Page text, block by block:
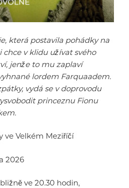
která postavila pohádky na
chce v klidu užívat svého
jenže to mu zaplaví
lordem Farquaadem.
vydá se v doprovodu
princeznu Fionu
ve Velkém Meziříčí
2026
ve 20.30 hodin,